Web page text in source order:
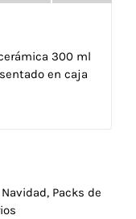
300 ml
en caja
Navidad, Packs de